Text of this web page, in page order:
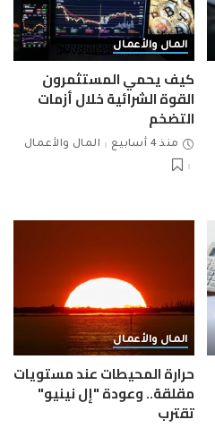
المال والأعمال
كيف يحمي المستثمرون
القوة الشرائية خلال أزمات
التضخم
منذ 4 أسابيع المال والأعمال
المال والأعمال
حرارة المحيطات عند مستويات
مقلقة.. وعودة "إل نينيو"
تقترب